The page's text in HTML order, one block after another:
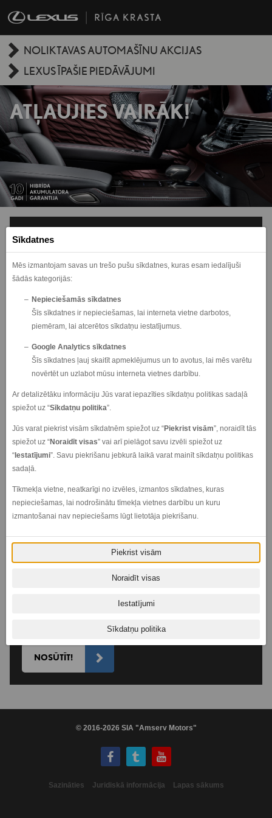
NOLIKTAVAS AUTOMAŠĪNU AKCIJAS
LEXUS ĪPAŠIE PIEDĀVĀJUMI
ATĻAUJIES VAIRĀK!
VĒLOS SAŅEMT PIEDĀVĀJUMU!
E-pasts
Vēlamais saziņas veids
Automašīna(s), kas mani interesē no esošā LEXUS RĪGA
KRASTA piedāvājuma klāsta un īpašas vajadzības (ja tādas
ir)*
Iesniedzot savus datus, Jūs piekrītat, ka dati tiks apstrādāti un
viena no iespējām attiecībā par Jūsu datu izmantošanu! Lūgums
pirms lēmuma izdarīšanas iepazīties arDATU APSTRĀDES
Es nepiekrītu šeit norādītajiem nosacījumiem par
NOSŪTĪT!
© 2016-2026 SIA "Amserv Motors"
Sazināties Juridiskā informācija Lapas sākums
Sīkdatnes
Mēs izmantojam savas un trešo pušu sīkdatnes, kuras esam iedalījuši
šādās kategorijās:
Nepieciešamās sīkdatnes
Šīs sīkdatnes ir nepieciešamas, lai interneta vietne darbotos,
piemēram, lai atcerētos sīkdatņu iestatījumus.
Google Analytics sīkdatnes
Šīs sīkdatnes ļauj skaitīt apmeklējumus un to avotus, lai mēs varētu
novērtēt un uzlabot mūsu interneta vietnes darbību.
Ar detalizētāku informāciju Jūs varat iepazīties sīkdatņu politikas sadaļā
spiežot uz “Sīkdatņu politika”.
Jūs varat piekrist visām sīkdatnēm spiežot uz “Piekrist visām”, noraidīt tās
spiežot uz “Noraidīt visas” vai arī pielāgot savu izvēli spiežot uz
“ Iestatījumi”. Savu piekrišanu jebkurā laikā varat mainīt sīkdatņu politikas
sadaļā.
Tīkmekļa vietne, neatkarīgi no izvēles, izmantos sīkdatnes, kuras
nepieciešamas, lai nodrošinātu tīmekļa vietnes darbību un kuru
izmantošanai nav nepieciešams lūgt lietotāja piekrišanu.
Piekrist visām
Noraidīt visas
Iestatījumi
Sīkdatņu politika